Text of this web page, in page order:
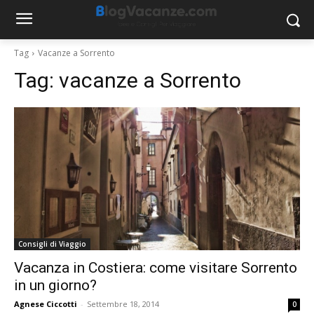
Tag Vacanze a Sorrento
Tag: vacanze a Sorrento
Consigli di Viaggio
Vacanza in Costiera: come visitare Sorrento
in un giorno?
Agnese Ciccotti - Settembre 18, 2014 0